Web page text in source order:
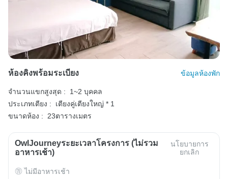
ห้องคิงพร้อมระเบียง ข้อมูลห้องพัก
จำนวนแขกสูงสุด :
1~2 บุคคล
ประเภทเตียง :
เตียงคู่เตียงใหญ่ * 1
ขนาดห้อง :
23ตารางเมตร
OwlJourneyระยะเวลาโครงการ (ไม่รวม
อาหารเช้า)
นโยบายการ
ยกเลิก
ไม่มีอาหารเช้า